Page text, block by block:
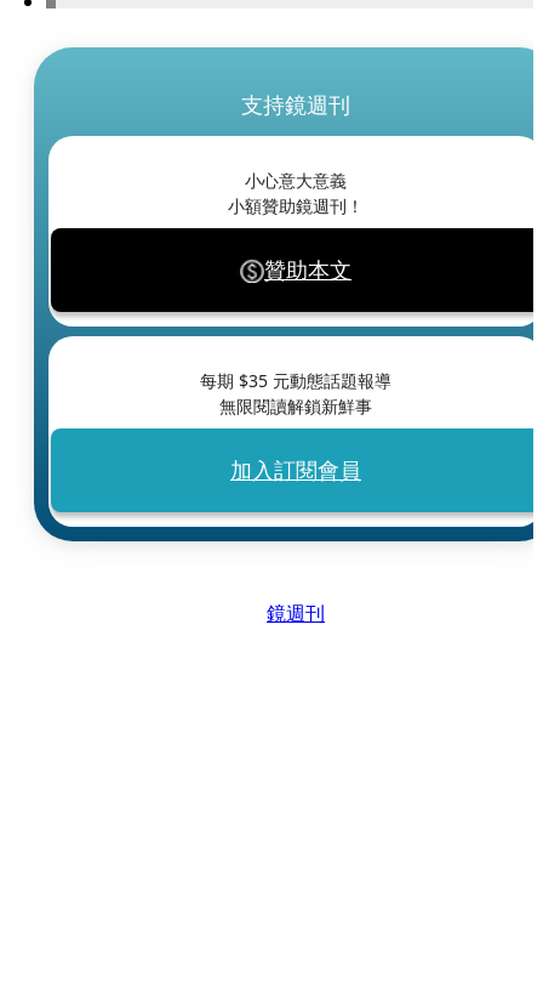
支持鏡週刊
小心意大意義
小額贊助鏡週刊！
贊助本文
每期 $35 元動態話題報導
無限閱讀解鎖新鮮事
加入訂閱會員
鏡週刊